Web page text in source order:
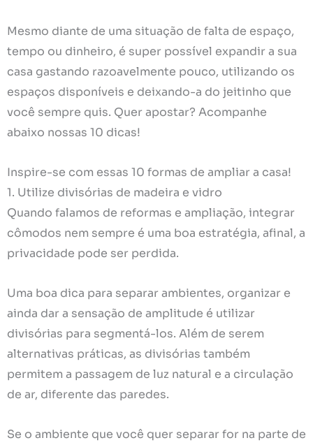
Mesmo diante de uma situação de falta de espaço,
tempo ou dinheiro, é super possível expandir a sua
casa gastando razoavelmente pouco, utilizando os
espaços disponíveis e deixando-a do jeitinho que
você sempre quis. Quer apostar? Acompanhe
abaixo nossas 10 dicas!
Inspire-se com essas 10 formas de ampliar a casa!
1. Utilize divisórias de madeira e vidro
Quando falamos de reformas e ampliação, integrar
cômodos nem sempre é uma boa estratégia, afinal, a
privacidade pode ser perdida.
Uma boa dica para separar ambientes, organizar e
ainda dar a sensação de amplitude é utilizar
divisórias para segmentá-los. Além de serem
alternativas práticas, as divisórias também
permitem a passagem de luz natural e a circulação
de ar, diferente das paredes.
Se o ambiente que você quer separar for na parte de